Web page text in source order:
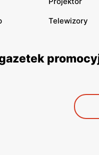
Telewizory